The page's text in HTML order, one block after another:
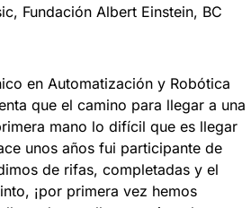
Fundación Albert Einstein, BC
en Automatización y Robótica
que el camino para llegar a una
mano lo difícil que es llegar
unos años fui participante de
de rifas, completadas y el
¡por primera vez hemos